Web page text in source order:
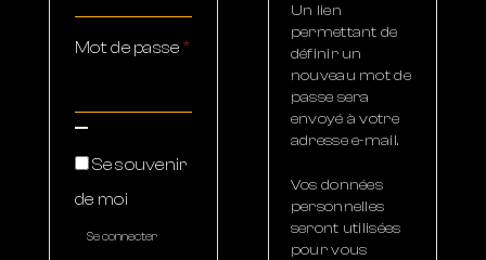
Mot de passe *
Se souvenir
de moi
Se connecter
Un lien
permettant de
définir un
nouveau mot de
passe sera
envoyé à votre
adresse e-mail.
Vos données
personnelles
seront utilisées
pour vous